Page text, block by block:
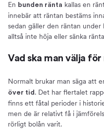
En bunden ränta kallas en
innebär att räntan bestäms
sedan gäller den räntan under
alltså inte höja eller sänka
Vad ska man välja för
Normalt brukar man säga att
över tid . Det har flertalet
finns ett fåtal perioder i
men de är relativt få i
rörligt bolån varit.